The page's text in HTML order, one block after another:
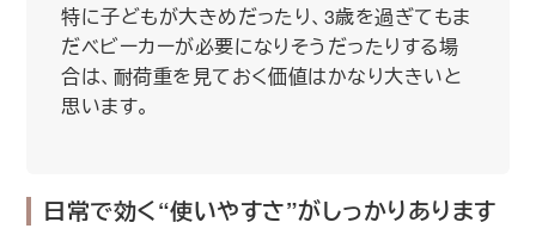
特に子どもが大きめだったり、3歳を過ぎてもま
だベビーカーが必要になりそうだったりする場
合は、耐荷重を見ておく価値はかなり大きいと
思います。
日常で効く“使いやすさ”がしっかりあります